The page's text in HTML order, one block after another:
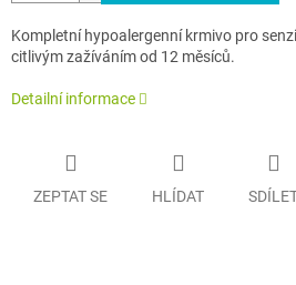
Kompletní hypoalergenní krmivo pro
citlivým zažíváním od 12 měsíců.
Detailní informace
ZEPTAT SE HLÍDAT